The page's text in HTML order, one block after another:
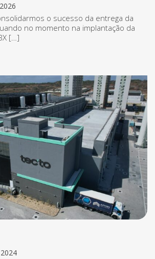
o sucesso da entrega da
no momento na implantação da
[…]